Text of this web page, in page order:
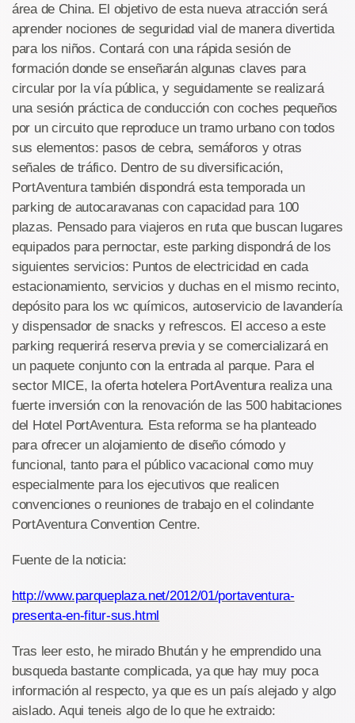
área de China. El objetivo de esta nueva atracción será
aprender nociones de seguridad vial de manera divertida
para los niños. Contará con una rápida sesión de
formación donde se enseñarán algunas claves para
circular por la vía pública, y seguidamente se realizará
una sesión práctica de conducción con coches pequeños
por un circuito que reproduce un tramo urbano con todos
sus elementos: pasos de cebra, semáforos y otras
señales de tráfico. Dentro de su diversificación,
PortAventura también dispondrá esta temporada un
parking de autocaravanas con capacidad para 100
plazas. Pensado para viajeros en ruta que buscan lugares
equipados para pernoctar, este parking dispondrá de los
siguientes servicios: Puntos de electricidad en cada
estacionamiento, servicios y duchas en el mismo recinto,
depósito para los wc químicos, autoservicio de lavandería
y dispensador de snacks y refrescos. El acceso a este
parking requerirá reserva previa y se comercializará en
un paquete conjunto con la entrada al parque. Para el
sector MICE, la oferta hotelera PortAventura realiza una
fuerte inversión con la renovación de las 500 habitaciones
del Hotel PortAventura. Esta reforma se ha planteado
para ofrecer un alojamiento de diseño cómodo y
funcional, tanto para el público vacacional como muy
especialmente para los ejecutivos que realicen
convenciones o reuniones de trabajo en el colindante
PortAventura Convention Centre.
Fuente de la noticia:
http://www.parqueplaza.net/2012/01/portaventura-
presenta-en-fitur-sus.html
Tras leer esto, he mirado Bhután y he emprendido una
busqueda bastante complicada, ya que hay muy poca
información al respecto, ya que es un país alejado y algo
aislado. Aqui teneis algo de lo que he extraido: